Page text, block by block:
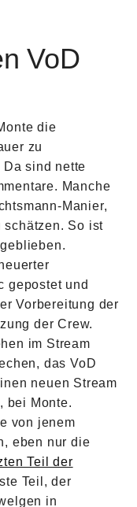
VoD
die
zu
Da sind nette
Manche
Manier,
schätzen. So ist
gepostet und
Vorbereitung der
der Crew.
im Stream
das VoD
neuen Stream
bei Monte.
von jenem
eben nur die
Teil der
Teil, der
in